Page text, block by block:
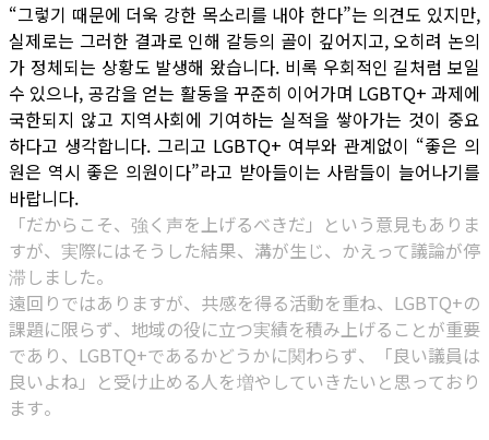
“그렇기 때문에 더욱 강한 목소리를 내야 한다”는 의견도 있지만,
실제로는 그러한 결과로 인해 갈등의 골이 깊어지고, 오히려 논의
가 정체되는 상황도 발생해 왔습니다. 비록 우회적인 길처럼 보일
수 있으나, 공감을 얻는 활동을 꾸준히 이어가며 LGBTQ+ 과제에
국한되지 않고 지역사회에 기여하는 실적을 쌓아가는 것이 중요
하다고 생각합니다. 그리고 LGBTQ+ 여부와 관계없이 “좋은 의
원은 역시 좋은 의원이다”라고 받아들이는 사람들이 늘어나기를
바랍니다.
「だからこそ、強く声を上げるべきだ」という意見もありま
すが、実際にはそうした結果、溝が生じ、かえって議論が停
滞しました。
遠回りではありますが、共感を得る活動を重ね、LGBTQ+の
課題に限らず、地域の役に立つ実績を積み上げることが重要
であり、LGBTQ+であるかどうかに関わらず、「良い議員は
良いよね」と受け止める人を増やしていきたいと思っており
ます。